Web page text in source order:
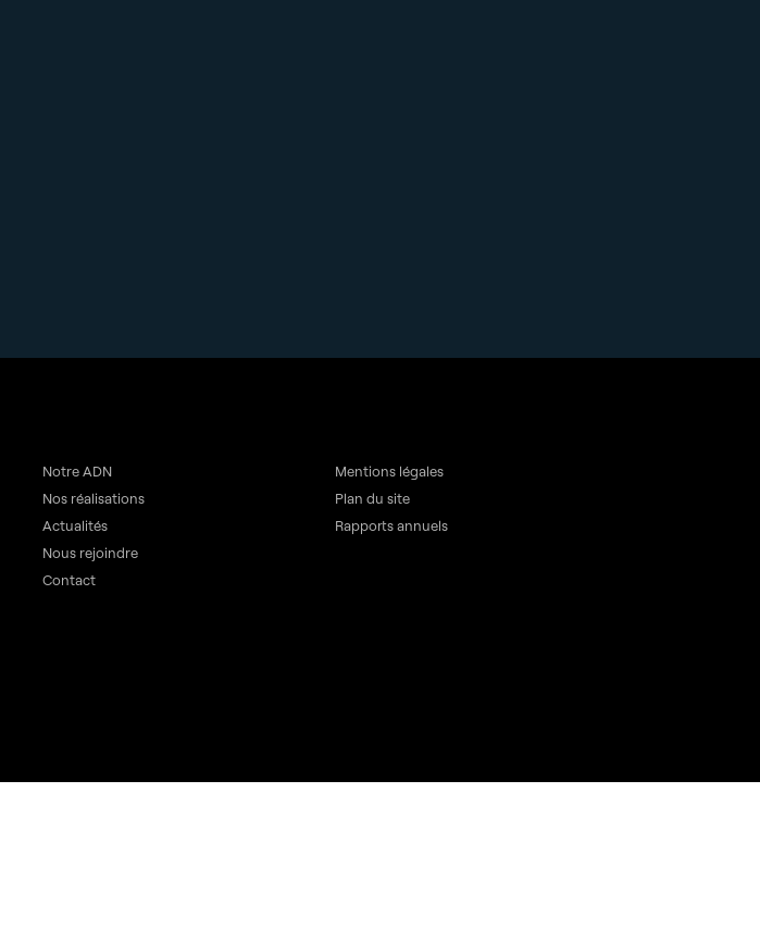
Notre ADN
Nos réalisations
Actualités
Nous rejoindre
Contact
Mentions légales
Plan du site
Rapports annuels